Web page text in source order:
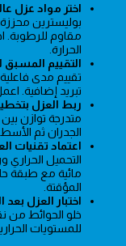
اختر مواد عزل
بوليسترين
مقاوم للرطوبة.
الحرارة.
التقييم
تقييم مدى فاعلية
تبريد إضافية.
ربط العزل
متدرجة توازن
الجدران ثم
اعتماد تقنيات
التحميل
مائية مع طبقة
المؤقتة.
اختبار العزل بعد
خلو الحوائط من
للمستويات